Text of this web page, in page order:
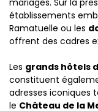
mariages. Sur la
établissements
Ramatuelle ou les
offrent des cadres
Les grands hôtels
constituent
adresses iconiques
le Château de la